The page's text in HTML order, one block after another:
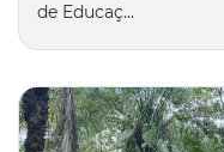
de Educaç…